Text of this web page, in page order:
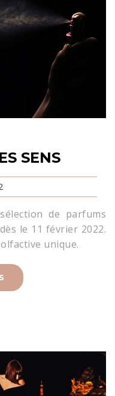
SENS
de parfums
le 11 février 2022.
unique.